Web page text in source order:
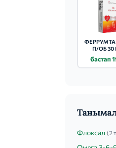
П/ОБ 30
бастап
Флоксал (2